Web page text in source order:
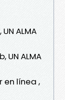
UN ALMA
UN ALMA
en línea ,